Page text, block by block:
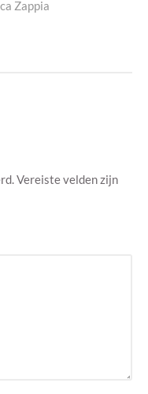
Zappia
Vereiste velden zijn